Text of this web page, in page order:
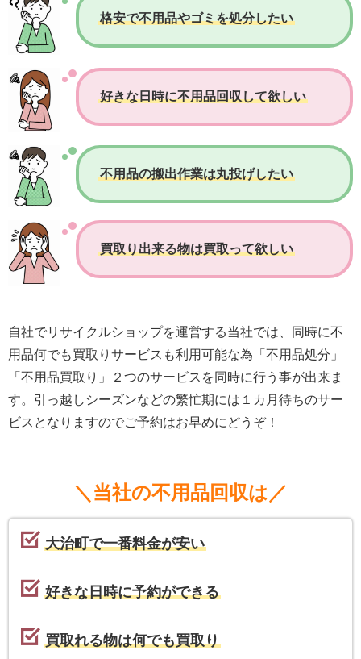
格安で不用品やゴミを処分したい
好きな日時に不用品回収して欲しい
不用品の搬出作業は丸投げしたい
買取り出来る物は買取って欲しい
自社でリサイクルショップを運営する当社では、同時に不
用品何でも買取りサービスも利用可能な為「不用品処分」
「不用品買取り」２つのサービスを同時に行う事が出来ま
す。引っ越しシーズンなどの繁忙期には１カ月待ちのサー
ビスとなりますのでご予約はお早めにどうぞ！
＼当社の不用品回収は／
大治町で一番料金が安い
好きな日時に予約ができる
買取れる物は何でも買取り